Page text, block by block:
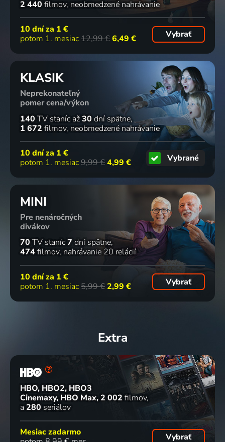
2 440 filmov neobmedzené nahrávanie
10 dní za 1 €
potom 1. mesiac12,99 €6,49 € Vybrať
KLASIK
Neprekonateľný
pomer cena/výkon
140 TV staníc až30 dní spätne
1 672 filmov neobmedzené nahrávanie
10 dní za 1 €
potom 1. mesiac9,99 €4,99 € Vybrané
MINI
Pre nenáročných
divákov
70 TV staníc7 dní spätne
474filmov nahrávanie 20 relácií
10 dní za 1 €
potom 1. mesiac5,99 € 2,99 € Vybrať
Extra
HBO, HBO2, HBO3
Cinemaxy, HBO Max 2 002 filmov
a 280 seriálov
Mesiac zadarmo
Vybrať